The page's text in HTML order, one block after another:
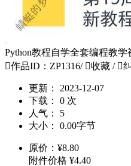
Python教程自学全套编程教
作品ID：ZP1316/ 收藏 / 
更新：
2023-12-07
下载：
0 次
人气：
5
大小：
0.00字节
原价： ¥8.80
附件价格 ¥4.40